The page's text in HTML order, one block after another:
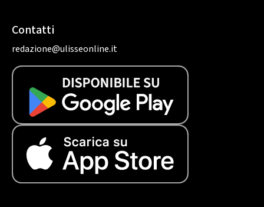
Contatti
redazione@ulisseonline.it